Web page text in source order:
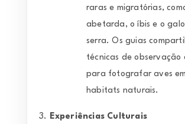
raras e migratórias,
abetarda, o íbis e o
serra. Os guias
técnicas de observação
para fotografar aves em
habitats naturais.
3. Experiências Culturais